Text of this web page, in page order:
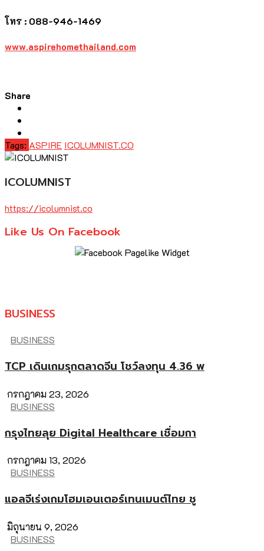
โทร : 088-946-1469
www.aspirehomethailand.com
Share
Tags: ASPIRE ICOLUMNIST.CO
ICOLUMNIST
https://icolumnist.co
Like Us On Facebook
BUSINESS
BUSINESS
TCP เดินเกมรุกตลาดจีน โชว์ลงทุน 4.36 พ
กรกฎาคม 23, 2026
BUSINESS
กรุงไทยลุย Digital Healthcare เชื่อมกา
กรกฎาคม 13, 2026
BUSINESS
แอลจีเร่งเกมโฮมเอนเตอร์เทนเมนต์ไทย ชู
มิถุนายน 9, 2026
BUSINESS